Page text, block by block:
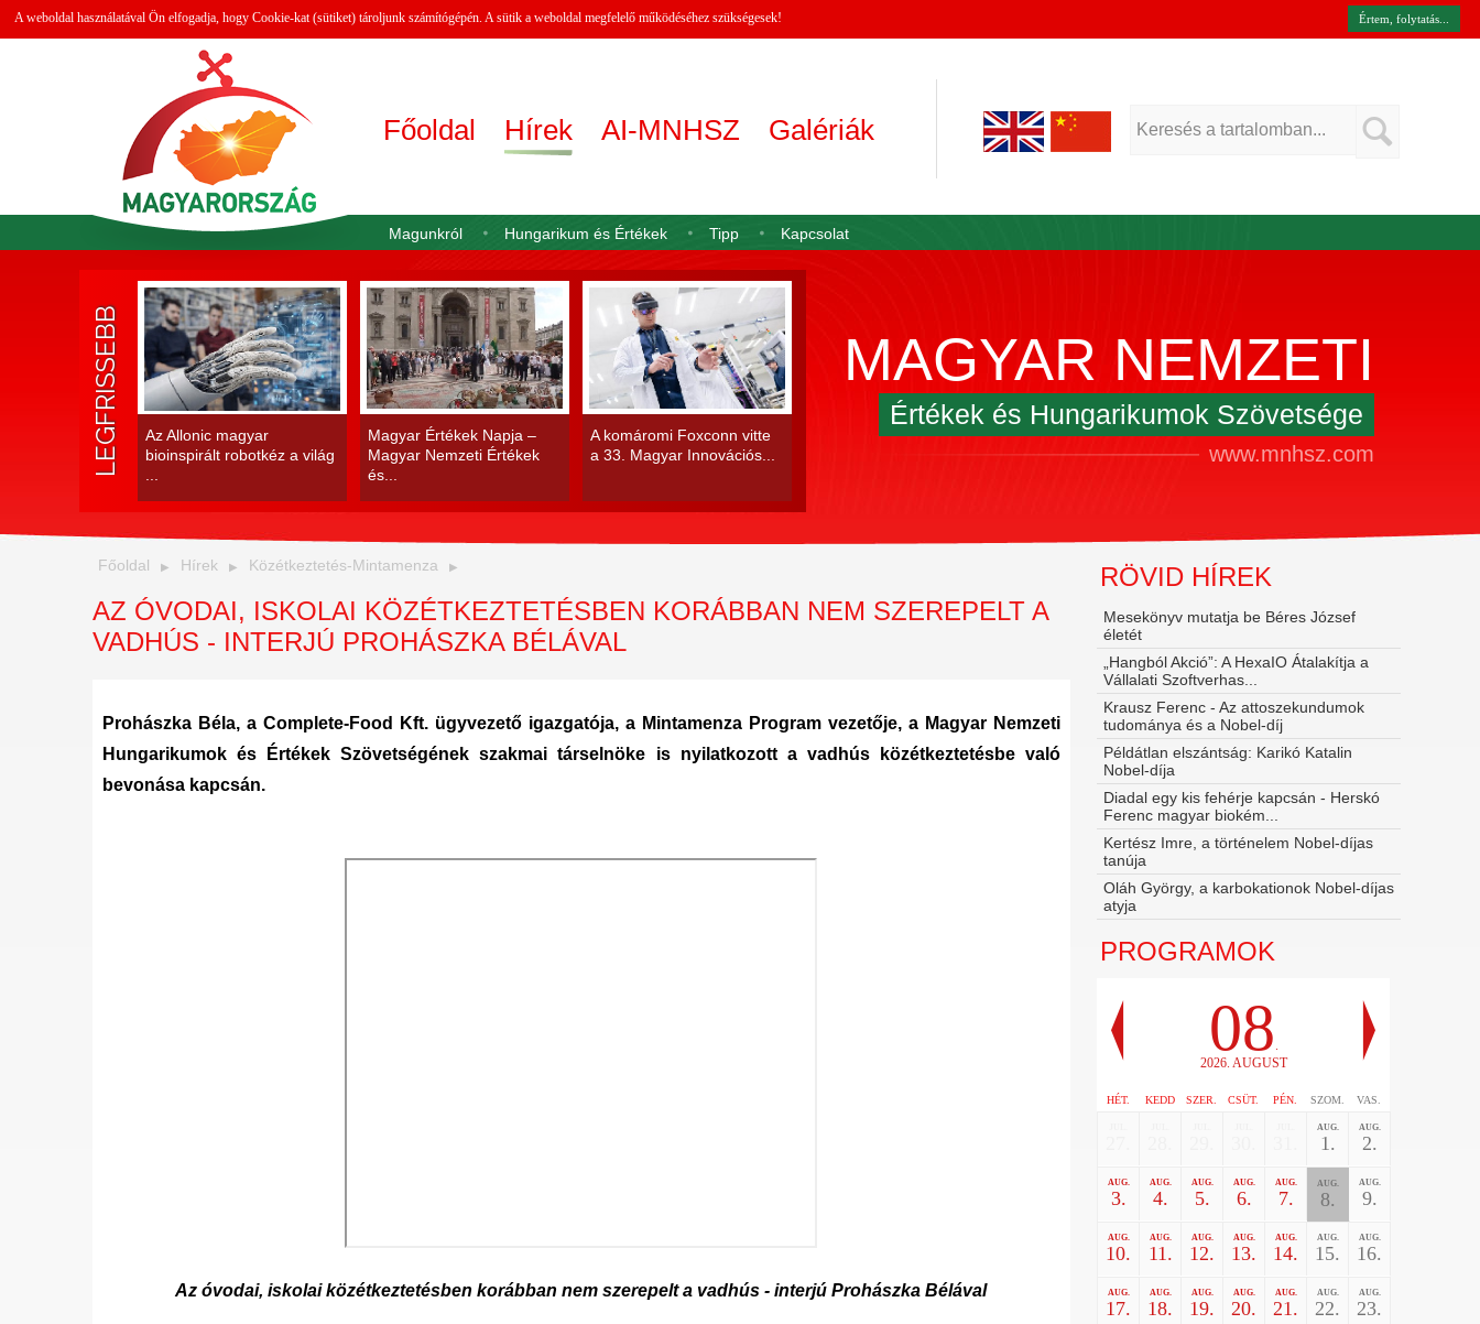
A weboldal használatával Ön elfogadja, hogy Cookie-kat (sütiket) tároljunk számítógépén. A sütik a weboldal megfelelő működéséhez szükségesek! Értem, folytatás...
Főoldal Hírek AI-MNHSZ Galériák
Magunkról Hungarikum és Értékek Tipp Kapcsolat
LEGFRISSEBB
Az Allonic magyar
bioinspirált robotkéz a világ
Magyar Értékek Napja –
Magyar Nemzeti Értékek
és...
A komáromi Foxconn vitte
a 33. Magyar Innovációs...
MAGYAR NEMZETI
Értékek és Hungarikumok Szövetsége
www.mnhsz.com
Főoldal Hírek Közétkeztetés-Mintamenza
AZ ÓVODAI, ISKOLAI KÖZÉTKEZTETÉSBEN KORÁBBAN NEM SZEREPELT A
VADHÚS - INTERJÚ PROHÁSZKA BÉLÁVAL
Prohászka Béla, a Complete-Food Kft. ügyvezető igazgatója, a Mintamenza Program vezetője, a Magyar Nemzeti
Hungarikumok és Értékek Szövetségének szakmai társelnöke is nyilatkozott a vadhús közétkeztetésbe való
bevonása kapcsán.
Az óvodai, iskolai közétkeztetésben korábban nem szerepelt a vadhús - interjú Prohászka Bélával
RÖVID HÍREK
Mesekönyv mutatja be Béres József
életét
„Hangból Akció”: A HexaIO Átalakítja a
Vállalati Szoftverhas...
Krausz Ferenc - Az attoszekundumok
tudománya és a Nobel‑díj
Példátlan elszántság: Karikó Katalin
Nobel-díja
Diadal egy kis fehérje kapcsán - Herskó
Ferenc magyar biokém...
Kertész Imre, a történelem Nobel-díjas
tanúja
Oláh György, a karbokationok Nobel-díjas
atyja
PROGRAMOK
08 .
2026. AUGUST
HÉT. KEDD SZER. CSÜT. PÉN. SZOM. VAS.
AUG.
1.
AUG.
2.
AUG.
3.
AUG.
4.
AUG.
5.
AUG.
6.
AUG.
7.
AUG.
8.
AUG.
9.
AUG.
10.
AUG.
11.
AUG.
12.
AUG.
13.
AUG.
14.
AUG.
15.
AUG.
16.
AUG.
17.
AUG.
18.
AUG.
19.
AUG.
20.
AUG.
21.
AUG.
22.
AUG.
23.